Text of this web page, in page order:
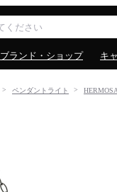
ブランド・ショップ キ
ペンダントライト